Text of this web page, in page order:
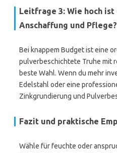
Leitfrage 3: Wie hoch
Anschaffung und Pflege?
Bei knappem Budget ist eine
pulverbeschichtete Truhe mit
beste Wahl. Wenn du mehr
Edelstahl oder eine
Zinkgrundierung und
Fazit und praktische
Wähle für feuchte oder